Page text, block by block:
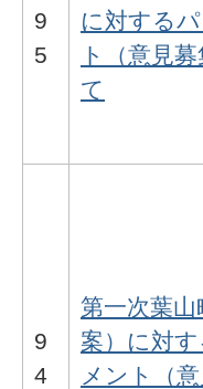
9
5
に対する
ト（意見
て
9
4
第一次葉山
案）に対
メント（